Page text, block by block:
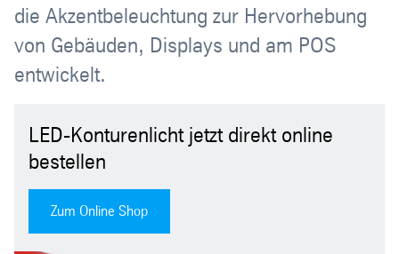
die Akzentbeleuchtung zur Hervorhebung
von Gebäuden, Displays und am POS
entwickelt.
LED-Konturenlicht jetzt direkt online
bestellen
Zum Online Shop